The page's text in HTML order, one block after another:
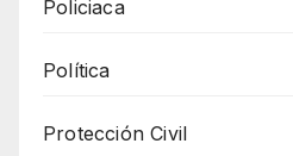
Policiaca
Política
Protección Civil